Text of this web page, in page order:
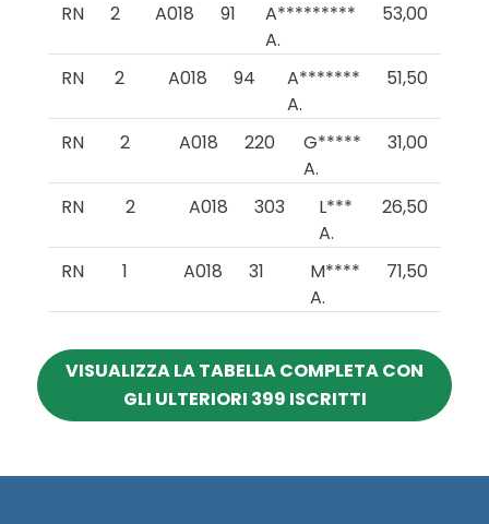
RN 2 A018 91
A*********
A.
53,00
RN 2 A018 94
A*******
A.
51,50
RN 2 A018 220
G*****
A.
31,00
RN 2 A018 303
L***
A.
26,50
RN 1 A018 31
M****
A.
71,50
VISUALIZZA LA TABELLA COMPLETA CON
GLI ULTERIORI 399 ISCRITTI